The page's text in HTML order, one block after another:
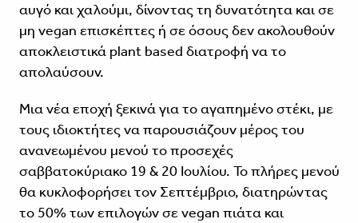
αυγό και χαλούμι, δίνοντας τη δυνατότητα και σε
μη vegan επισκέπτες ή σε όσους δεν ακολουθούν
αποκλειστικά plant based διατροφή να το
απολαύσουν.
Μια νέα εποχή ξεκινά για το αγαπημένο στέκι, με
τους ιδιοκτήτες να παρουσιάζουν μέρος του
ανανεωμένου μενού το προσεχές
σαββατοκύριακο 19 & 20 Ιουλίου. Το πλήρες μενού
θα κυκλοφορήσει τον Σεπτέμβριο, διατηρώντας
το 50% των επιλογών σε vegan πιάτα και